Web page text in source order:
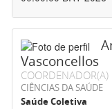
Vasconcellos
COORDENADOR(A)
CIÊNCIAS DA SAÚDE
Saúde Coletiva